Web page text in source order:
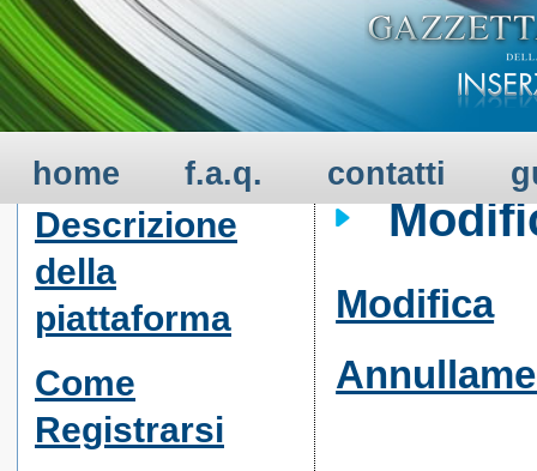
home f.a.q. contatti
GUIDA ALL'USO -
SERVIZIO
Descrizione
della
piattaforma
Come
Registrarsi
Modifica